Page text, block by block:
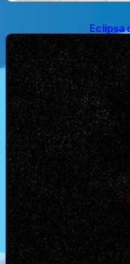
Eclipsa